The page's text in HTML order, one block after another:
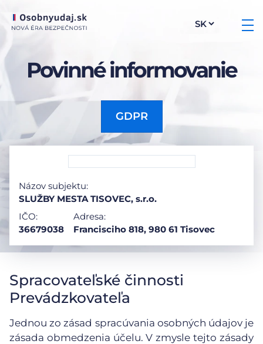
Povinné informovanie
GDPR
Názov subjektu:
SLUŽBY MESTA TISOVEC, s.r.o.
IČO:
36679038
Adresa:
Francisciho 818, 980 61 Tisovec
Spracovateľské činnosti
Prevádzkovateľa
Jednou zo zásad spracúvania osobných údajov je
zásada obmedzenia účelu. V zmysle tejto zásady